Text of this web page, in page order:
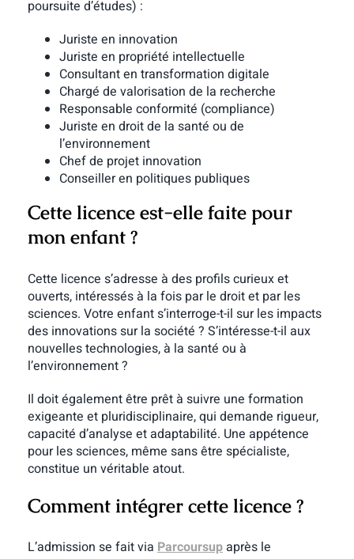
poursuite d’études) :
Juriste en innovation
Juriste en propriété intellectuelle
Consultant en transformation digitale
Chargé de valorisation de la recherche
Responsable conformité (compliance)
Juriste en droit de la santé ou de
l’environnement
Chef de projet innovation
Conseiller en politiques publiques
Cette licence est-elle faite pour
mon enfant ?
Cette licence s’adresse à des profils curieux et
ouverts, intéressés à la fois par le droit et par les
sciences. Votre enfant s’interroge-t-il sur les impacts
des innovations sur la société ? S’intéresse-t-il aux
nouvelles technologies, à la santé ou à
l’environnement ?
Il doit également être prêt à suivre une formation
exigeante et pluridisciplinaire, qui demande rigueur,
capacité d’analyse et adaptabilité. Une appétence
pour les sciences, même sans être spécialiste,
constitue un véritable atout.
Comment intégrer cette licence ?
L’admission se fait via Parcoursupaprès le